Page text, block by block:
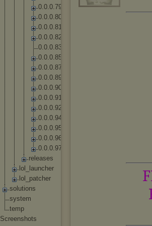
0.0.0.79
0.0.0.80
0.0.0.81
0.0.0.82
0.0.0.83
0.0.0.85
0.0.0.87
0.0.0.89
0.0.0.90
0.0.0.91
0.0.0.92
0.0.0.94
0.0.0.95
0.0.0.96
0.0.0.97
re eases
lo
launcher
lo
patc her
solutions
system
temp
Screenshots